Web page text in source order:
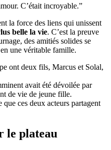
C’était incroyable.”
la force des liens qui unissent
belle la vie. C’est la preuve
des amitiés solides se
une véritable famille.
ont deux fils, Marcus et Solal,
avait été dévoilée par
de vie de jeune fille.
ces deux acteurs partagent
le plateau